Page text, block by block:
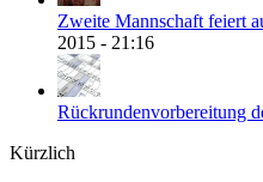
Zweite Mannschaft feiert
2015 - 21:16
Rückrundenvorbereitung
Kürzlich